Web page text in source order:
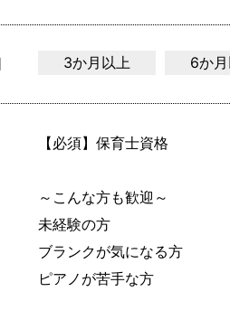
3か月以上 6か
【必須】保育士資格
～こんな方も歓迎～
未経験の方
ブランクが気になる方
ピアノが苦手な方